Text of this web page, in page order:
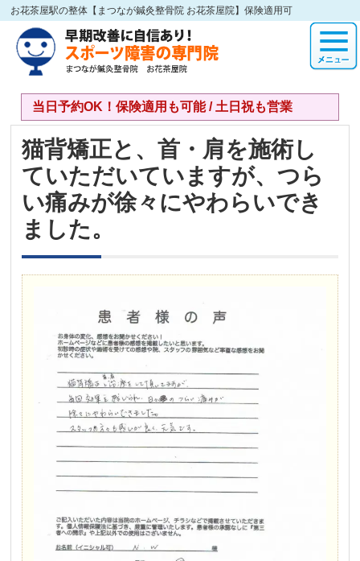
お花茶屋駅の整体【まつなが鍼灸整骨院 お花茶屋院】保険適用可
当日予約OK！保険適用も可能 / 土日祝も営業
猫背矯正と、首・肩を施術し
ていただいていますが、つら
い痛みが徐々にやわらいでき
ました。